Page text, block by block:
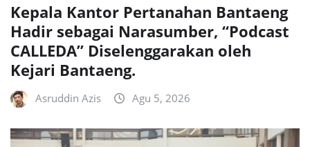
Kepala Kantor Pertanahan Bantaeng
Hadir sebagai Narasumber, “Podcast
CALLEDA” Diselenggarakan oleh
Kejari Bantaeng.
Asruddin Azis Agu 5, 2026